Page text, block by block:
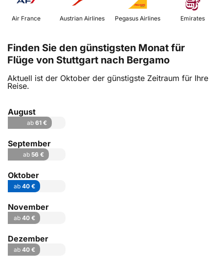
Air France Austrian Airlines Emirates
Finden Sie den günstigsten Monat für
Flüge von Stuttgart nach Bergamo
Aktuell ist der Oktober der günstigste Zeitraum für Ihre
Reise.
August
ab 61 €
September
ab 56 €
Oktober
ab 40 €
November
ab 40 €
Dezember
ab 40 €